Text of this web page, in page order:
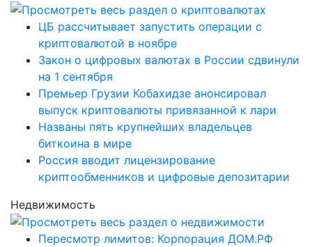
ЦБ рассчитывает запустить операции с
криптовалютой в ноябре
Закон о цифровых валютах в России сдвинули
на 1 сентября
Премьер Грузии Кобахидзе анонсировал
выпуск криптовалюты привязанной к лари
Названы пять крупнейших владельцев
биткоина в мире
Россия вводит лицензирование
криптообменников и цифровые депозитарии
Недвижимость
Пересмотр лимитов: Корпорация ДОМ.РФ